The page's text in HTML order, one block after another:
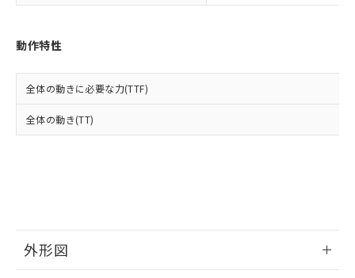
動作特性
全体の動きに必要な力(TTF)
全体の動き(TT)
外形図
EU RoHS指令（10物質）の非含有証明書
ものではありません。
また、RoHS指令のフタル酸エステル類４
荷製品に未対応品が混在することから備考